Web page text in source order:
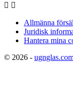
 
Allmänna
Juridisk
Hantera mina
© 2026 -